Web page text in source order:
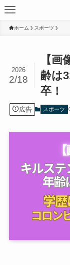
ホーム スポーツ
【
齢は
卒！
2026
2/18
広告 スポーツ